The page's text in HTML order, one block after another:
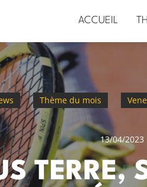
ACCUEIL
Thème du mois
13/04/2023
TERRE,